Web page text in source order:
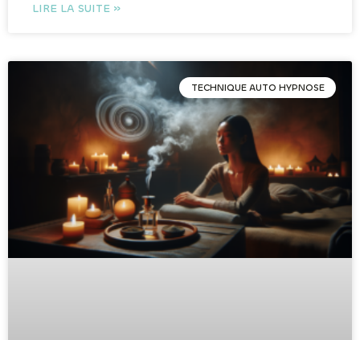
LIRE LA SUITE »
TECHNIQUE AUTO HYPNOSE